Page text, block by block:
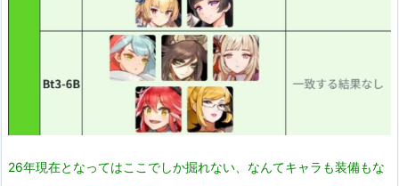
26年現在となってはここでしか掘れない、なんてキャラも装備もな